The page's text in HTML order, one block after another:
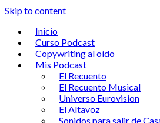
Skip to content
Inicio
Curso Podcast
Copywriting al oído
Mis Podcast
El Recuento
El Recuento Musical
Universo Eurovision
El Altavoz
Sonidos para salir de